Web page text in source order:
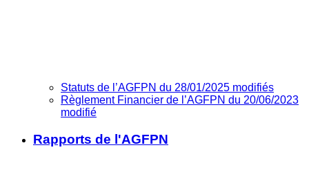
Statuts de l’AGFPN du 28/01/2025 modifiés
Règlement Financier de l’AGFPN du 20/06/2023
modifié
Rapports de l'AGFPN